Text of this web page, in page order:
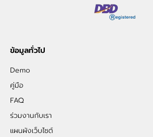
ข้อมูลทั่วไป
Demo
คู่มือ
FAQ
ร่วมงานกับเรา
แผนผังเว็บไซต์